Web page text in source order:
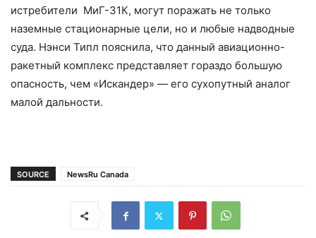
истребители МиГ-31К, могут поражать не только
наземные стационарные цели, но и любые надводные
суда. Нэнси Типл пояснила, что данный авиационно-
ракетный комплекс представляет гораздо большую
опасность, чем «Искандер» — его сухопутный аналог
малой дальности.
SOURCE NewsRu Canada